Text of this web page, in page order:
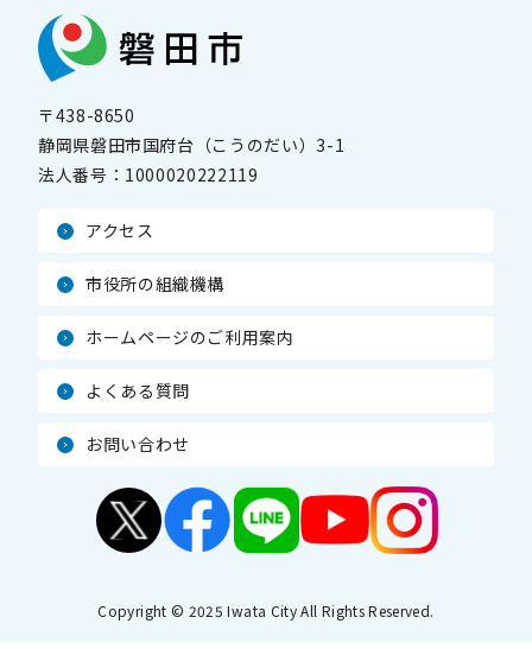
〒438-8650
静岡県磐田市国府台（こうのだい）3-1
法人番号： 1000020222119
アクセス
市役所の組織機構
ホームページのご利用案内
よくある質問
お問い合わせ
Copyright © 2025 Iwata City All Rights Reserved.